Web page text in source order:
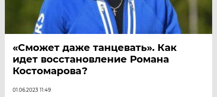
«Сможет даже танцевать». Как
идет восстановление Романа
Костомарова?
01.06.2023 11:49